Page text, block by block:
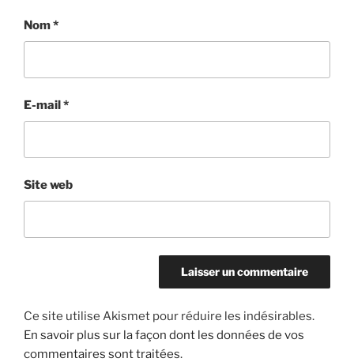
Nom*
E-mail *
Site web
Ce site utilise Akismet pour réduire les indésirables.
En savoir plus sur la façon dont les données de vos
commentaires sont traitées.